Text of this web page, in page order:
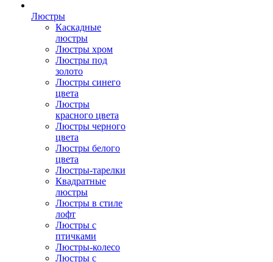
Люстры
Каскадные
люстры
Люстры хром
Люстры под
золото
Люстры синего
цвета
Люстры
красного цвета
Люстры черного
цвета
Люстры белого
цвета
Люстры-тарелки
Квадратные
люстры
Люстры в стиле
лофт
Люстры с
птичками
Люстры-колесо
Люстры с